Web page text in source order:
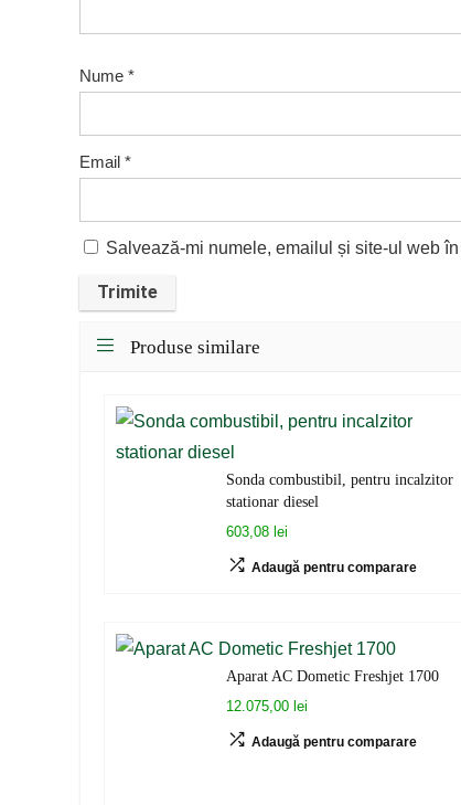
Nume *
Email *
Salvează-mi numele, emailul și site-ul web
Produse similare
Sonda combustibil, pentru incalzitor
stationar diesel
603,08 lei
Adaugă pentru comparare
Aparat AC Dometic Freshjet 1700
12.075,00 lei
Adaugă pentru comparare